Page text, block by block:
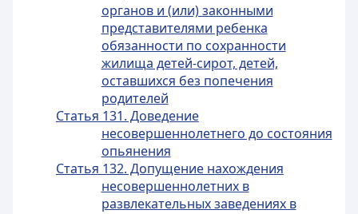
органов и (или) законными
представителями ребенка
обязанности по сохранности
жилища детей-сирот, детей,
оставшихся без попечения
родителей
Статья 131. Доведение
несовершеннолетнего до состояния
опьянения
Статья 132. Допущение нахождения
несовершеннолетних в
развлекательных заведениях в